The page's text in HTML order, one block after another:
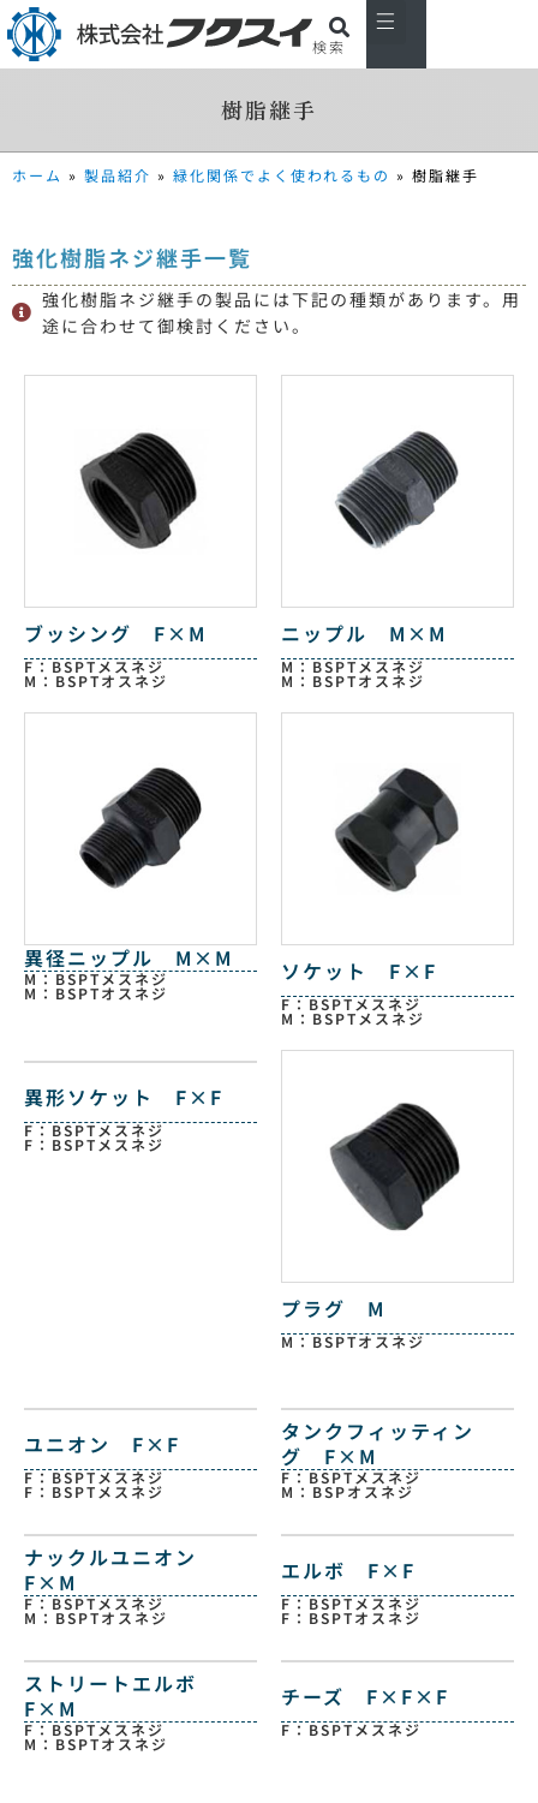
検索
樹脂継手
ホーム » 製品紹介 » 緑化関係でよく使われるもの » 樹脂継手
強化樹脂ネジ継手一覧
強化樹脂ネジ継手の製品には下記の種類があります。用
途に合わせて御検討ください。
ブッシング F×M
F：BSPTメスネジ
M：BSPTオスネジ
ニップル M×M
M：BSPTメスネジ
M：BSPTオスネジ
異径ニップル M×M
M：BSPTメスネジ
M：BSPTオスネジ
ソケット F×F
F：BSPTメスネジ
M：BSPTメスネジ
異形ソケット F×F
F：BSPTメスネジ
F：BSPTメスネジ
プラグ M
M：BSPTオスネジ
ユニオン F×F
F：BSPTメスネジ
F：BSPTメスネジ
タンクフィッティン
グ F×M
F：BSPTメスネジ
M：BSPオスネジ
ナックルユニオン
F×M
F：BSPTメスネジ
M：BSPTオスネジ
エルボ F×F
F：BSPTメスネジ
F：BSPTオスネジ
ストリートエルボ
F×M
F：BSPTメスネジ
M：BSPTオスネジ
チーズ F×F×F
F：BSPTメスネジ